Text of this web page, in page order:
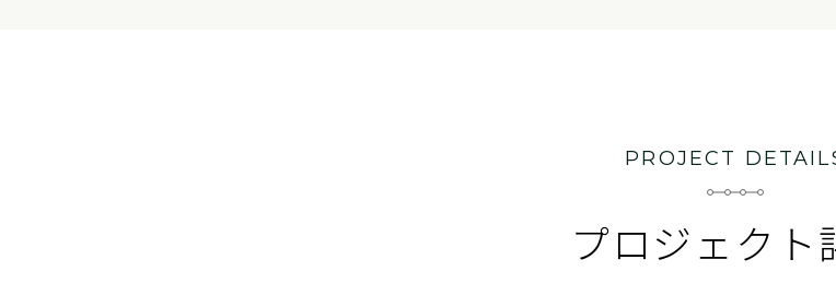
PROJECT
プロジェクト